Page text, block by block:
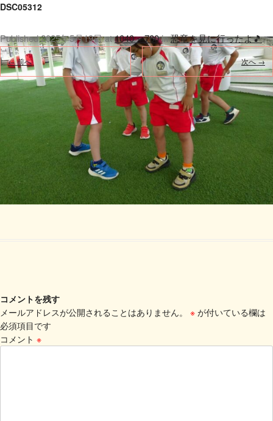
DSC05312
Published2025年5月19日at1040 × 780in恐竜を見に行ったよ🎵.
← 前へ 次へ →
コメントを残す
メールアドレスが公開されることはありません。
※ が付いている欄は
必須項目です
コメント ※